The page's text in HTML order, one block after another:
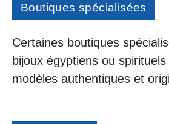
Boutiques spécialisées
Certaines boutiques
bijoux égyptiens ou
modèles authentiques et